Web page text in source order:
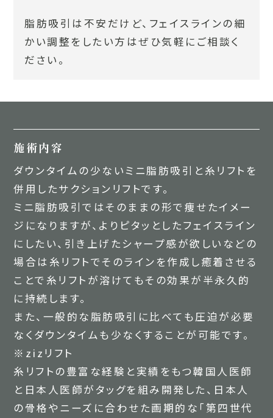
脂肪吸引は不安だけど、フェイスラインの細
かい調整をしたい方はぜひ気軽にご相談く
ださい。
施術内容
ダウンタイムの少ないミニ脂肪吸引と糸リフトを
併用したサクションリフトです。
ミニ脂肪吸引ではそのままの形で痩せたイメー
ジになりますが、よりピタッとしたフェイスライン
にしたい、引き上げたシャープ感が欲しいなどの
場合は糸リフトでそのラインを作成し癒着させる
ことで糸リフトが溶けてもその効果が半永久的
に持続します。
また、一般的な脂肪吸引に比べても圧迫が必要
なくダウンタイムも少なくすることが可能です。
※zizリフト
糸リフトの豊富な経験と実績をもつ韓国人医師
と日本人医師がタッグを組み開発した、日本人
の骨格やニーズに合わせた画期的な「第四世代